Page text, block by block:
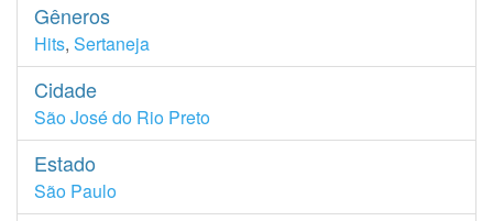
Gêneros
Hits, Sertaneja
Cidade
São José do Rio Preto
Estado
São Paulo